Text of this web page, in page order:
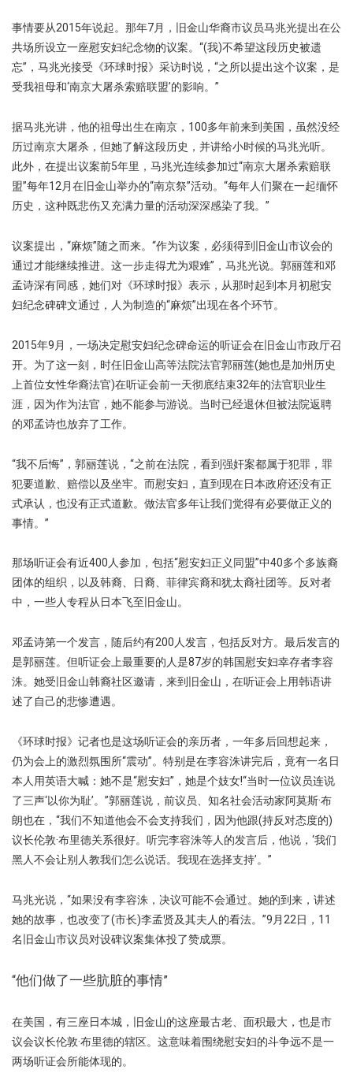
事情要从2015年说起。那年7月，旧金山华裔市议员马兆光提出在公
共场所设立一座慰安妇纪念物的议案。“(我)不希望这段历史被遗
忘”，马兆光接受《环球时报》采访时说，“之所以提出这个议案，是
受我祖母和‘南京大屠杀索赔联盟’的影响。”
据马兆光讲，他的祖母出生在南京，100多年前来到美国，虽然没经
历过南京大屠杀，但她了解这段历史，并讲给小时候的马兆光听。
此外，在提出议案前5年里，马兆光连续参加过“南京大屠杀索赔联
盟”每年12月在旧金山举办的“南京祭”活动。“每年人们聚在一起缅怀
历史，这种既悲伤又充满力量的活动深深感染了我。”
议案提出，“麻烦”随之而来。“作为议案，必须得到旧金山市议会的
通过才能继续推进。这一步走得尤为艰难”，马兆光说。郭丽莲和邓
孟诗深有同感，她们对《环球时报》表示，从那时起到本月初慰安
妇纪念碑碑文通过，人为制造的“麻烦”出现在各个环节。
2015年9月，一场决定慰安妇纪念碑命运的听证会在旧金山市政厅召
开。为了这一刻，时任旧金山高等法院法官郭丽莲(她也是加州历史
上首位女性华裔法官)在听证会前一天彻底结束32年的法官职业生
涯，因为作为法官，她不能参与游说。当时已经退休但被法院返聘
的邓孟诗也放弃了工作。
“我不后悔”，郭丽莲说，“之前在法院，看到强奸案都属于犯罪，罪
犯要道歉、赔偿以及坐牢。而慰安妇，直到现在日本政府还没有正
式承认，也没有正式道歉。做法官多年让我们觉得有必要做正义的
事情。”
那场听证会有近400人参加，包括“慰安妇正义同盟”中40多个多族裔
团体的组织，以及韩裔、日裔、菲律宾裔和犹太裔社团等。反对者
中，一些人专程从日本飞至旧金山。
邓孟诗第一个发言，随后约有200人发言，包括反对方。最后发言的
是郭丽莲。但听证会上最重要的人是87岁的韩国慰安妇幸存者李容
洙。她受旧金山韩裔社区邀请，来到旧金山，在听证会上用韩语讲
述了自己的悲惨遭遇。
《环球时报》记者也是这场听证会的亲历者，一年多后回想起来，
仍为会上的激烈氛围所“震动”。特别是在李容洙讲完后，竟有一名日
本人用英语大喊：她不是“慰安妇”，她是个妓女!“当时一位议员连说
了三声‘以你为耻’。”郭丽莲说，前议员、知名社会活动家阿莫斯·布
朗也在，“我们不知道他会不会支持我们，因为他跟(持反对态度的)
议长伦敦·布里德关系很好。听完李容洙等人的发言后，他说，‘我们
黑人不会让别人教我们怎么说话。我现在选择支持’。”
马兆光说，“如果没有李容洙，决议可能不会通过。她的到来，讲述
她的故事，也改变了(市长)李孟贤及其夫人的看法。”9月22日，11
名旧金山市议员对设碑议案集体投了赞成票。
“他们做了一些肮脏的事情”
在美国，有三座日本城，旧金山的这座最古老、面积最大，也是市
议会议长伦敦·布里德的辖区。这意味着围绕慰安妇的斗争远不是一
两场听证会所能体现的。